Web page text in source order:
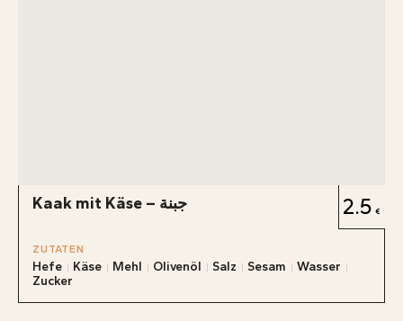
Kaak mit Käse – جبنة 2.5
ZUTATEN
Hefe Käse Mehl Olivenöl Salz Sesam
Wasser
Zucker